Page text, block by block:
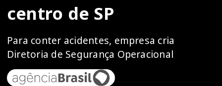
centro de SP
Para conter acidentes, empresa cria
Diretoria de Segurança Operacional